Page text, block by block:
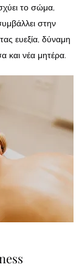
το σώμα,
στην
ευεξία, δύναμη
και νέα μητέρα.